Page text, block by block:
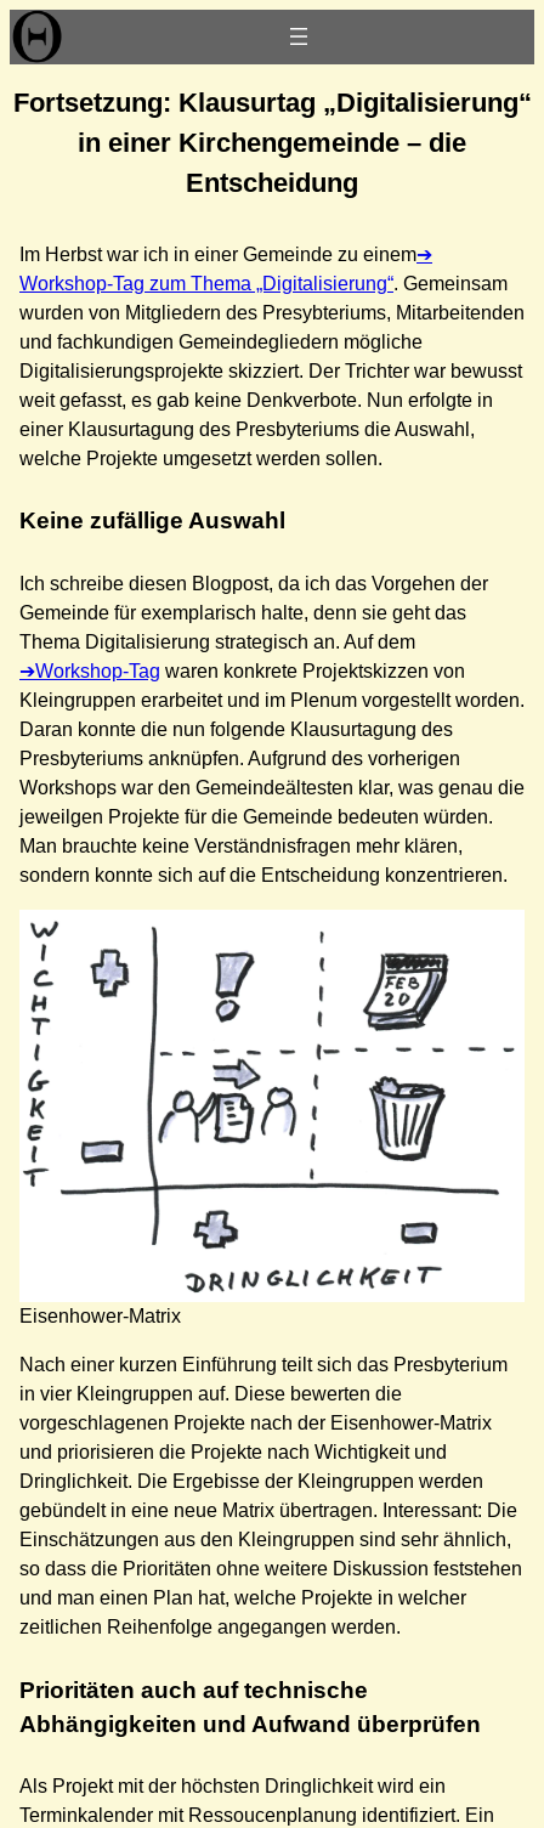
Zum
Inhalt
Fortsetzung: Klausurtag „Digitalisierung“
in einer Kirchengemeinde – die
Entscheidung
Im Herbst war ich in einer Gemeinde zu einem
Workshop-Tag zum Thema „Digitalisierung“. Gemeinsam
wurden von Mitgliedern des Presybteriums, Mitarbeitenden
und fachkundigen Gemeindegliedern mögliche
Digitalisierungsprojekte skizziert. Der Trichter war bewusst
weit gefasst, es gab keine Denkverbote. Nun erfolgte in
einer Klausurtagung des Presbyteriums die Auswahl,
welche Projekte umgesetzt werden sollen.
Keine zufällige Auswahl
Ich schreibe diesen Blogpost, da ich das Vorgehen der
Gemeinde für exemplarisch halte, denn sie geht das
Thema Digitalisierung strategisch an. Auf dem
Workshop-Tag waren konkrete Projektskizzen von
Kleingruppen erarbeitet und im Plenum vorgestellt worden.
Daran konnte die nun folgende Klausurtagung des
Presbyteriums anknüpfen. Aufgrund des vorherigen
Workshops war den Gemeindeältesten klar, was genau die
jeweilgen Projekte für die Gemeinde bedeuten würden.
Man brauchte keine Verständnisfragen mehr klären,
sondern konnte sich auf die Entscheidung konzentrieren.
Eisenhower-Matrix
Nach einer kurzen Einführung teilt sich das Presbyterium
in vier Kleingruppen auf. Diese bewerten die
vorgeschlagenen Projekte nach der Eisenhower-Matrix
und priorisieren die Projekte nach Wichtigkeit und
Dringlichkeit. Die Ergebisse der Kleingruppen werden
gebündelt in eine neue Matrix übertragen. Interessant: Die
Einschätzungen aus den Kleingruppen sind sehr ähnlich,
so dass die Prioritäten ohne weitere Diskussion feststehen
und man einen Plan hat, welche Projekte in welcher
zeitlichen Reihenfolge angegangen werden.
Prioritäten auch auf technische
Abhängigkeiten und Aufwand überprüfen
Als Projekt mit der höchsten Dringlichkeit wird ein
Terminkalender mit Ressoucenplanung identifiziert. Ein